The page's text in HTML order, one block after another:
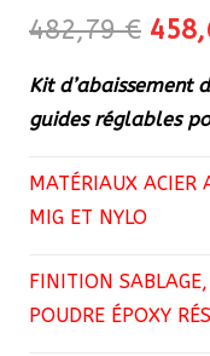
482,79€ Le
Kit d’abaissement
guides réglables
MATÉRIAUX ACIER
MIG ET NYLO
FINITION
POUDRE ÉPOXY